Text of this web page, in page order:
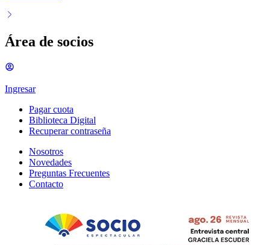
Área de socios
Ingresar
Pagar cuota
Biblioteca Digital
Recuperar contraseña
Nosotros
Novedades
Preguntas Frecuentes
Contacto